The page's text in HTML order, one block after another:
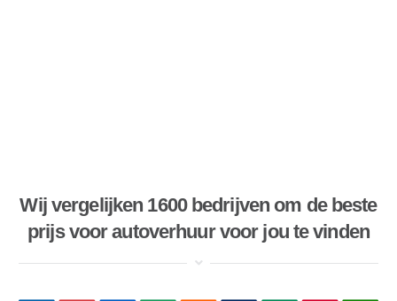
Wij vergelijken 1600 bedrijven om de beste
prijs voor autoverhuur voor jou te vinden